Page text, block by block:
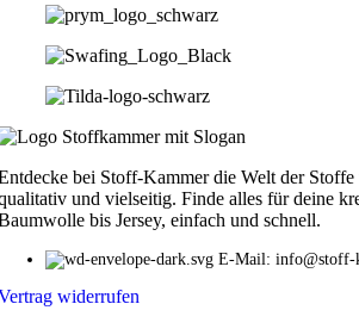
bei Stoff-Kammer die Welt der
und vielseitig. Finde alles für deine
bis Jersey, einfach und schnell.
E-Mail: info@stoff-
widerrufen